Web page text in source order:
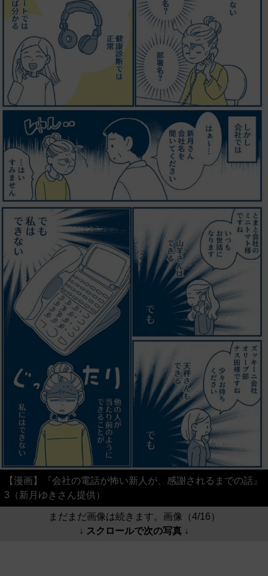
【漫画】『会社の電話が怖い新人が、感謝されるまでの話』
3（新月ゆきさん提供）
まだまだ画像は続きます。画像（4/16）
↓ スクロールで次の写真 ↓